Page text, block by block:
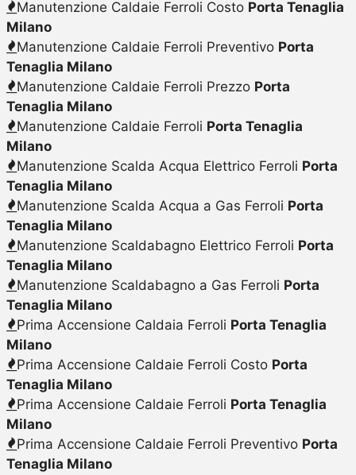
Manutenzione Caldaie Ferroli Costo Porta Tenaglia
Milano
Manutenzione Caldaie Ferroli Preventivo Porta
Tenaglia Milano
Manutenzione Caldaie Ferroli Prezzo Porta
Tenaglia Milano
Manutenzione Caldaie Ferroli Porta Tenaglia
Milano
Manutenzione Scalda Acqua Elettrico Ferroli Porta
Tenaglia Milano
Manutenzione Scalda Acqua a Gas Ferroli Porta
Tenaglia Milano
Manutenzione Scaldabagno Elettrico Ferroli Porta
Tenaglia Milano
Manutenzione Scaldabagno a Gas Ferroli Porta
Tenaglia Milano
Prima Accensione Caldaia Ferroli Porta Tenaglia
Milano
Prima Accensione Caldaie Ferroli Costo Porta
Tenaglia Milano
Prima Accensione Caldaie Ferroli Porta Tenaglia
Milano
Prima Accensione Caldaie Ferroli Preventivo Porta
Tenaglia Milano